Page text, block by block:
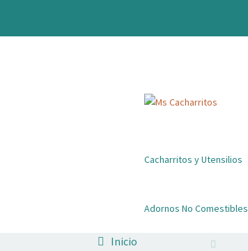
navegación
Cacharritos y Utensilios
Adornos No Comestibles
Inicio